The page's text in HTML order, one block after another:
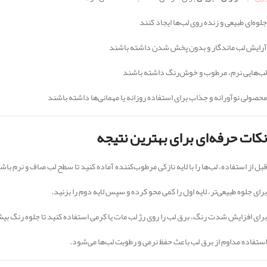
جلوه‌ای طبیعی و زنده روی لب‌ها ایجاد کنند
آرایش لب ماندگار و بدون پخش شدن داشته باشند
لب‌هایی نرم، مرطوب و خوش‌رنگ داشته باشند
محصولی نوآورانه و جذاب برای استفاده روزانه یا مهمانی‌ها داشته باشند
نکات حرفه‌ای برای بهترین نتیجه
قبل از استفاده، لب‌ها را با لایه نازکی مرطوب‌کننده آماده کنید تا سطح لب صاف و نرم
برای جلوه طبیعی‌تر، لایه اول را کمی محو کرده و سپس لایه دوم را بزنید.
برای افزایش شدت رنگ، برق لب را روی رژ لب مات یا کرمی استفاده کنید تا جلوه رنگ
استفاده مداوم از برق لب باعث حفظ نرمی و رطوبت لب‌ها می‌شود.